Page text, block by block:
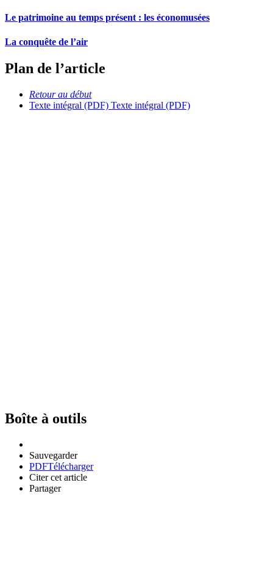
Le patrimoine au temps présent : les économusées
La conquête de l’air
Plan de l’article
Retour au début
Texte intégral (PDF) Texte intégral (PDF)
Boîte à outils
Sauvegarder
PDFTélécharger
Citer cet article
Partager